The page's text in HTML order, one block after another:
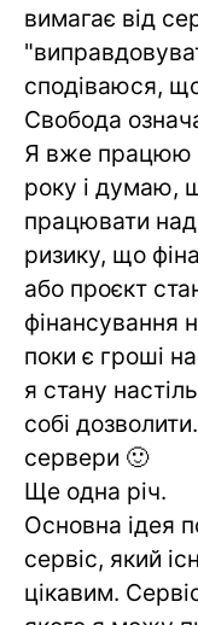
вимагає від
сподіваюся,
Свобода
Я вже працюю
року і думаю,
працювати
ризику, що
або проєкт
фінансування
поки є гроші
я стану
собі
сервери 🙂
Ще одна річ.
Основна ідея
сервіс, який
цікавим.